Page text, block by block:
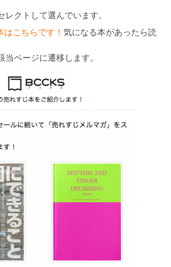
クトして選んでいます。
はこちらです！気になる本があったら読
ページに遷移します。